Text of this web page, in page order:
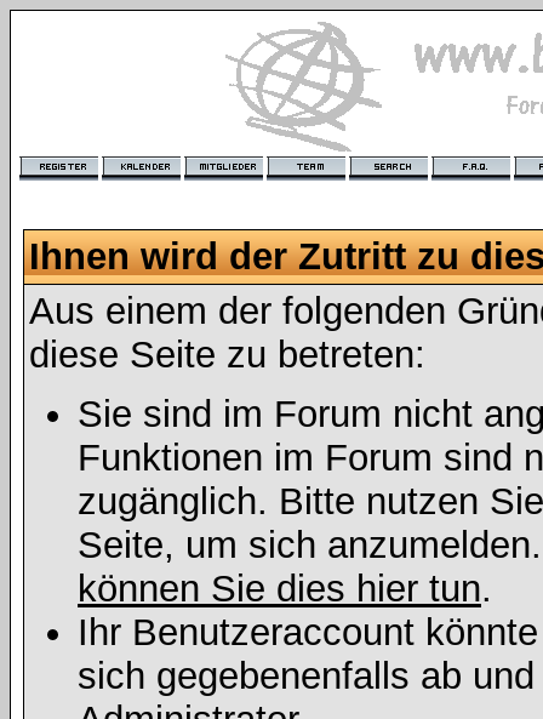
Ihnen wird der Zutritt zu
Aus einem der folgenden
diese Seite zu betreten:
Sie sind im Forum nicht
Funktionen im Forum sind
zugänglich. Bitte nutzen
Seite, um sich
können Sie dies hier tun.
Ihr Benutzeraccount
sich gegebenenfalls ab